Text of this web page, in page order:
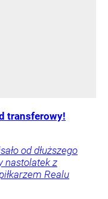
transferowy!
od dłuższego
nastolatek z
Realu